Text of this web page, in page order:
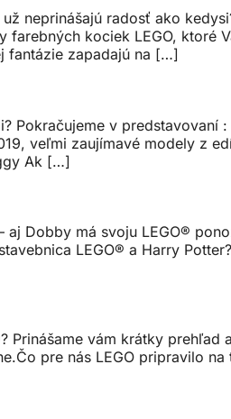
neprinášajú radosť ako
kociek LEGO, ktoré
fantázie zapadajú na […]
Pokračujeme v predstavovaní
veľmi zaujímavé modely z
Ak […]
Dobby má svoju LEGO®
LEGO® a Harry
Prinášame vám krátky
pre nás LEGO pripravilo